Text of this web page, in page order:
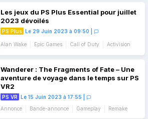
Les jeux du PS Plus Essential pour juillet
2023 dévoilés
PS Plus Le 29 Juin 2023 à 09:50
Alan Wake Epic Games Call of Duty
Activision
Wanderer : The Fragments of Fate – Une
aventure de voyage dans le temps sur PS
VR2
PS VR Le 15 Juin 2023 à 17:55
Annonce
Bande-annonce Gameplay Remake